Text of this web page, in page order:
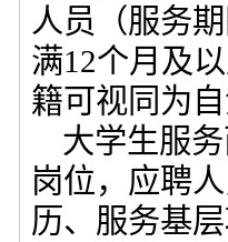
人员（服务
满12个月及
籍可视同为
大学生服
岗位，应聘
历、服务基